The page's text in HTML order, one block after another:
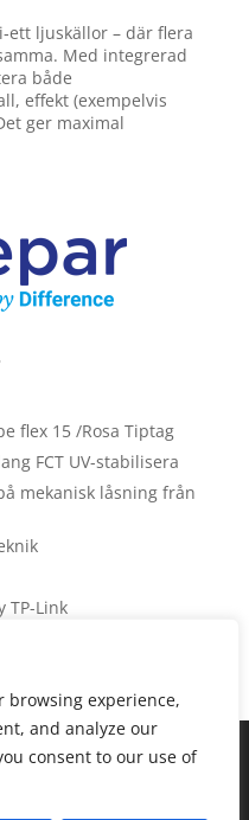
browsing experience,
and analyze our
consent to our use of
ljuskällor – där flera
Med integrerad
både
effekt (exempelvis
ger maximal
flex 15 /Rosa Tiptag
FCT UV-stabilisera
mekanisk låsning från
TP-Link
TP-Link
best experience on our
cookies we are using or